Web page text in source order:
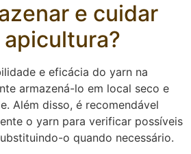
e cuidar
e eficácia do yarn na
armazená-lo em local seco e
Além disso, é recomendável
o yarn para verificar possíveis
o quando necessário.